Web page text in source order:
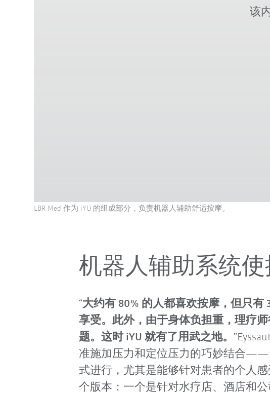
该
LBR Med 作为 iYU 的组成部分，负责机器人辅助舒适按摩。
机器人辅助系统
“大约有 80% 的人都喜欢按摩，但只有
享受。此外，由于身体负担重，理疗
题。这时 iYU 就有了用武之地。
准施加压力和定位压力的巧妙结合——
式进行，尤其是能够针对患者的个人感
个版本：一个是针对水疗店、酒店和